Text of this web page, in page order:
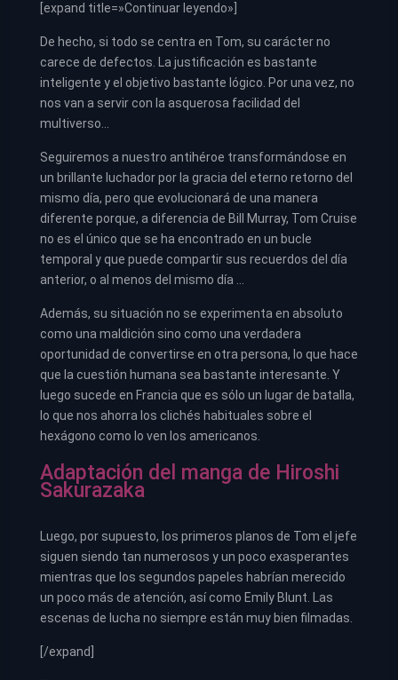
[expand title=»Continuar leyendo»]
De hecho, si todo se centra en Tom, su carácter no
carece de defectos. La justificación es bastante
inteligente y el objetivo bastante lógico. Por una vez, no
nos van a servir con la asquerosa facilidad del
multiverso…
Seguiremos a nuestro antihéroe transformándose en
un brillante luchador por la gracia del eterno retorno del
mismo día, pero que evolucionará de una manera
diferente porque, a diferencia de Bill Murray, Tom Cruise
no es el único que se ha encontrado en un bucle
temporal y que puede compartir sus recuerdos del día
anterior, o al menos del mismo día …
Además, su situación no se experimenta en absoluto
como una maldición sino como una verdadera
oportunidad de convertirse en otra persona, lo que hace
que la cuestión humana sea bastante interesante. Y
luego sucede en Francia que es sólo un lugar de batalla,
lo que nos ahorra los clichés habituales sobre el
hexágono como lo ven los americanos.
Adaptación del manga de Hiroshi
Sakurazaka
Luego, por supuesto, los primeros planos de Tom el jefe
siguen siendo tan numerosos y un poco exasperantes
mientras que los segundos papeles habrían merecido
un poco más de atención, así como Emily Blunt. Las
escenas de lucha no siempre están muy bien filmadas.
[/expand]